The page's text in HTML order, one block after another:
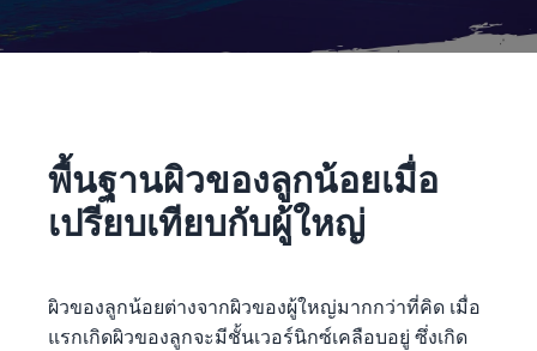
พื้นฐานผิวของลูกน้อยเมื่อ
เปรียบเทียบกับผู้ใหญ่
ผิวของลูกน้อยต่างจากผิวของผู้ใหญ่มากกว่าที่คิด เมื่อ
แรกเกิดผิวของลูกจะมีชั้นเวอร์นิกซ์เคลือบอยู่ ซึ่งเกิด